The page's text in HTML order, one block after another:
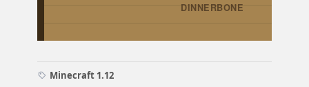
DINNERBONE
Minecraft 1.12